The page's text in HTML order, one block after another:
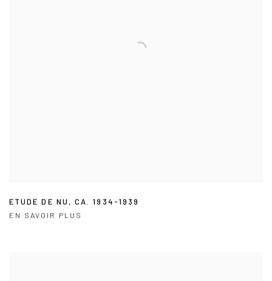
ETUDE DE NU ,CA. 1934-1939
EN SAVOIR PLUS